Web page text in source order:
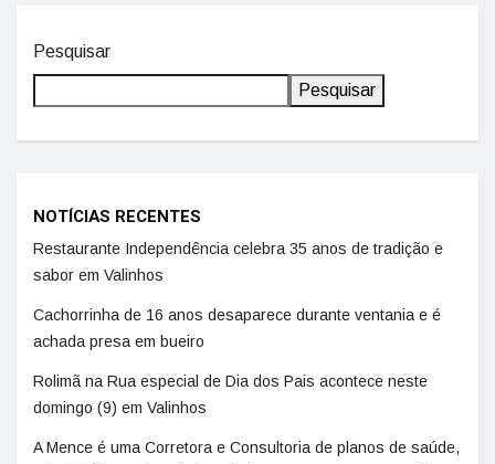
Pesquisar
Pesquisar
NOTÍCIAS RECENTES
Restaurante Independência celebra 35 anos de tradição e
sabor em Valinhos
Cachorrinha de 16 anos desaparece durante ventania e é
achada presa em bueiro
Rolimã na Rua especial de Dia dos Pais acontece neste
domingo (9) em Valinhos
A Mence é uma Corretora e Consultoria de planos de saúde,